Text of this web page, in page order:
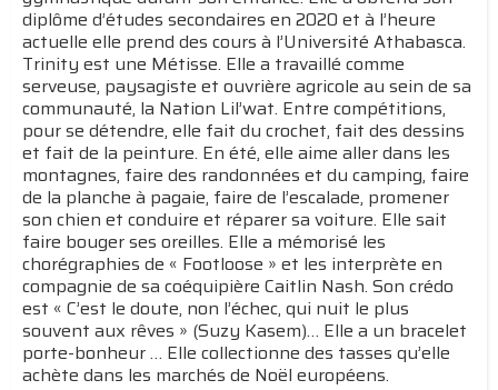
diplôme d’études secondaires en 2020 et à l’heure
actuelle elle prend des cours à l’Université Athabasca.
Trinity est une Métisse. Elle a travaillé comme
serveuse, paysagiste et ouvrière agricole au sein de sa
communauté, la Nation Lil’wat. Entre compétitions,
pour se détendre, elle fait du crochet, fait des dessins
et fait de la peinture. En été, elle aime aller dans les
montagnes, faire des randonnées et du camping, faire
de la planche à pagaie, faire de l’escalade, promener
son chien et conduire et réparer sa voiture. Elle sait
faire bouger ses oreilles. Elle a mémorisé les
chorégraphies de « Footloose » et les interprète en
compagnie de sa coéquipière Caitlin Nash. Son crédo
est « C’est le doute, non l’échec, qui nuit le plus
souvent aux rêves » (Suzy Kasem)… Elle a un bracelet
porte-bonheur … Elle collectionne des tasses qu’elle
achète dans les marchés de Noël européens.